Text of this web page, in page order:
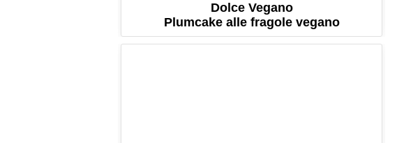
Dolce Vegano
Plumcake alle fragole vegano